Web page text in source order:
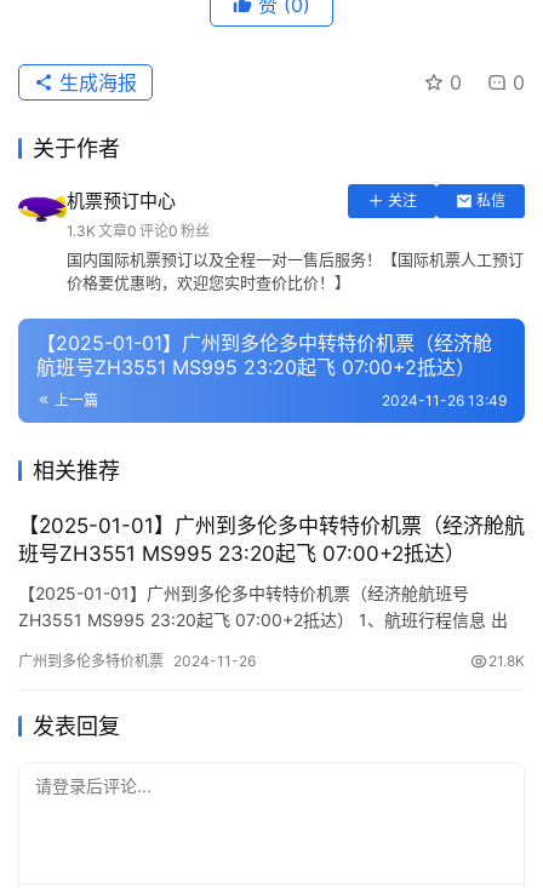
0 0
生成海报
关于作者
机票预订中心 关注
私信
1.3K 文章0 评论0 粉丝
国内国际机票预订以及全程一对一售后服务！【国际机票人工预订
价格要优惠哟，欢迎您实时查价比价！】
【2025-01-01】广州到多伦多中转特价机票（经济舱
航班号ZH3551 MS995 23:20起飞 07:00+2抵达）
上一篇 2024-11-26 13:49
相关推荐
【2025-01-01】广州到多伦多中转特价机票（经济舱航
班号ZH3551 MS995 23:20起飞 07:00+2抵达）
【2025-01-01】广州到多伦多中转特价机票（经济舱航班号
ZH3551 MS995 23:20起飞 07:00+2抵达） 1、航班行程信息 出
(Departure/Arrival) (Flight) (class) (Departure Time) (Arrival
广州到多伦多特价机票 2024-11-26 21.8K
发表回复
请登录后评论...